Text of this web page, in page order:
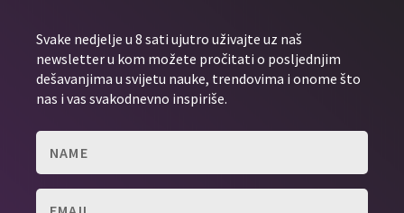
Svake nedjelje u 8 sati ujutro uživajte uz naš
newsletter u kom možete pročitati o posljednjim
dešavanjima u svijetu nauke, trendovima i onome što
nas i vas svakodnevno inspiriše.